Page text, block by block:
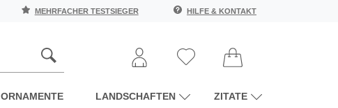
MEHRFACHER TESTSIEGER HILFE & KONTAKT
ORNAMENTE LANDSCHAFTEN ZITATE